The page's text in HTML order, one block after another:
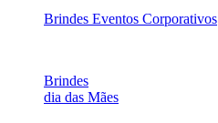
Brindes Eventos Corporativos
Brindes
dia das Mães